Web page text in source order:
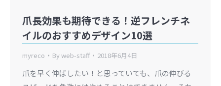
爪長効果も期待できる！逆フレンチネ
イルのおすすめデザイン10選
myreco Byweb-staff 2018年6月4日
爪を早く伸ばしたい！と思っていても、爪の伸びる